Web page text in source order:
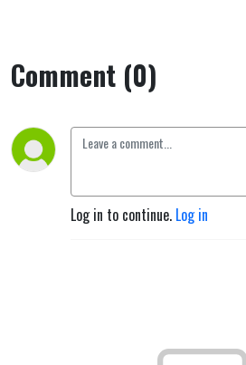
Comment (0)
Log in to continue. Log in